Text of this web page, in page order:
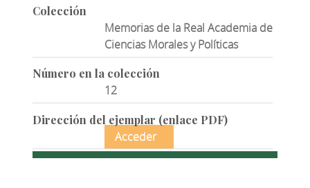
Colección
Memorias de la Real Academia de
Ciencias Morales y Políticas
Número en la colección
12
Dirección del ejemplar (enlace PDF)
Acceder